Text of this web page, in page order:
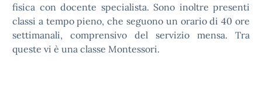
fisica con docente specialista. Sono inoltre presenti
classi a tempo pieno, che seguono un orario di 40 ore
settimanali, comprensivo del servizio mensa. Tra
queste vi è una classe Montessori.